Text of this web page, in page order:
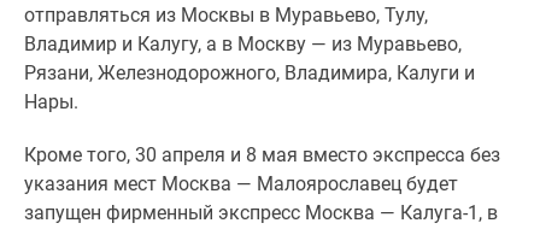
комнатные
комнатные
Квартиры
карте
отправляться из Москвы в Муравьево, Тулу,
Владимир и Калугу, а в Москву — из Муравьево,
Рязани, Железнодорожного, Владимира, Калуги и
Нары.
Кроме того, 30 апреля и 8 мая вместо экспресса без
указания мест Москва — Малоярославец будет
запущен фирменный экспресс Москва — Калуга-1, в